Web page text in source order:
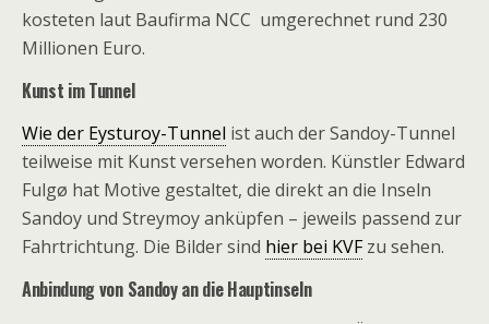
kosteten laut Baufirma NCC umgerechnet rund 230
Millionen Euro.
Kunst im Tunnel
Wie der Eysturoy-Tunnel ist auch der Sandoy-Tunnel
teilweise mit Kunst versehen worden. Künstler Edward
Fulgø hat Motive gestaltet, die direkt an die Inseln
Sandoy und Streymoy anküpfen – jeweils passend zur
Fahrtrichtung. Die Bilder sind hier bei KVFzu sehen.
Anbindung von Sandoy an die Hauptinseln